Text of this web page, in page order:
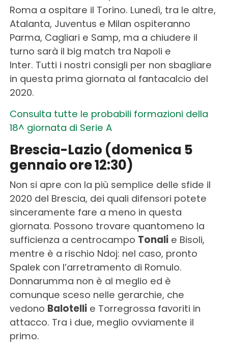
Roma a ospitare il Torino. Lunedì, tra le altre,
Atalanta, Juventus e Milan ospiteranno
Parma, Cagliari e Samp, ma a chiudere il
turno sarà il big match tra Napoli e
Inter. Tutti i nostri consigli per non sbagliare
in questa prima giornata al fantacalcio del
2020.
Consulta tutte le probabili formazioni della
18^ giornata di Serie A
Brescia-Lazio (domenica 5
gennaio ore 12:30)
Non si apre con la più semplice delle sfide il
2020 del Brescia, dei quali difensori potete
sinceramente fare a meno in questa
giornata. Possono trovare quantomeno la
sufficienza a centrocampo Tonalie Bisoli,
mentre è a rischio Ndoj: nel caso, pronto
Spalek con l’arretramento di Romulo.
Donnarumma non è al meglio ed è
comunque sceso nelle gerarchie, che
vedono Balotellie Torregrossa favoriti in
attacco. Tra i due, meglio ovviamente il
primo.